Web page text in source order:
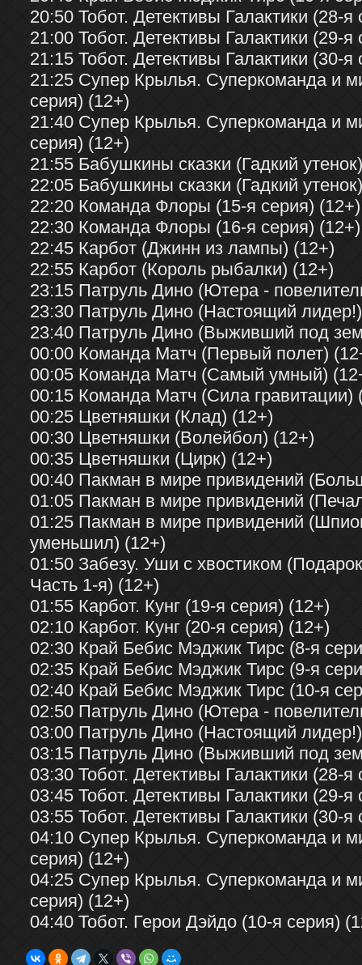
20:50 Тобот. Детективы Галактики (28-я
21:00 Тобот. Детективы Галактики (29-я
21:15 Тобот. Детективы Галактики (30-я
21:25 Супер Крылья. Суперкоманда и
серия) (12+)
21:40 Супер Крылья. Суперкоманда и
серия) (12+)
21:55 Бабушкины сказки (Гадкий
22:05 Бабушкины сказки (Гадкий
22:20 Команда Флоры (15-я серия) (12+)
22:30 Команда Флоры (16-я серия) (12+)
22:45 Карбот (Джинн из лампы) (12+)
22:55 Карбот (Король рыбалки) (12+)
23:15 Патруль Дино (Ютера -
23:30 Патруль Дино (Настоящий
23:40 Патруль Дино (Выживший под
00:00 Команда Матч (Первый полет)
00:05 Команда Матч (Самый умный)
00:15 Команда Матч (Сила гравитации)
00:25 Цветняшки (Клад) (12+)
00:30 Цветняшки (Волейбол) (12+)
00:35 Цветняшки (Цирк) (12+)
00:40 Пакман в мире привидений
01:05 Пакман в мире привидений
01:25 Пакман в мире привидений
уменьшил) (12+)
01:50 Забезу. Уши с хвостиком
Часть 1-я) (12+)
01:55 Карбот. Кунг (19-я серия) (12+)
02:10 Карбот. Кунг (20-я серия) (12+)
02:30 Край Бебис Мэджик Тирс (8-я
02:35 Край Бебис Мэджик Тирс (9-я
02:40 Край Бебис Мэджик Тирс (10-я
02:50 Патруль Дино (Ютера -
03:00 Патруль Дино (Настоящий
03:15 Патруль Дино (Выживший под
03:30 Тобот. Детективы Галактики (28-я
03:45 Тобот. Детективы Галактики (29-я
03:55 Тобот. Детективы Галактики (30-я
04:10 Супер Крылья. Суперкоманда и
серия) (12+)
04:25 Супер Крылья. Суперкоманда и
серия) (12+)
04:40 Тобот. Герои Дэйдо (10-я серия)